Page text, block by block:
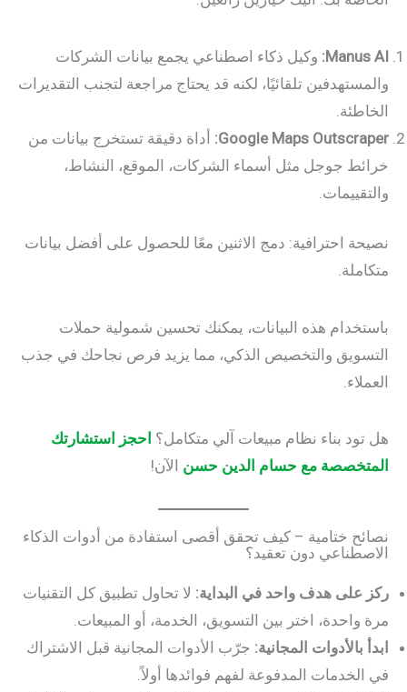
Manus AI: وكيل ذكاء اصطناعي يجمع بيانات الشركات
والمستهدفين تلقائيًا، لكنه قد يحتاج مراجعة لتجنب التقديرات
الخاطئة.
Google Maps Outscraper: أداة دقيقة تستخرج بيانات من
خرائط جوجل مثل أسماء الشركات، الموقع، النشاط،
والتقييمات.
نصيحة احترافية: دمج الاثنين معًا للحصول على أفضل بيانات
متكاملة.
باستخدام هذه البيانات، يمكنك تحسين شمولية حملات
التسويق والتخصيص الذكي، مما يزيد فرص نجاحك في جذب
العملاء.
هل تود بناء نظام مبيعات آلي متكامل؟ احجز استشارتك
المتخصصة مع حسام الدين حسن الآن!
نصائح ختامية – كيف تحقق أقصى استفادة من أدوات الذكاء
الاصطناعي دون تعقيد؟
ركز على هدف واحد في البداية: لا تحاول تطبيق كل التقنيات
مرة واحدة، اختر بين التسويق، الخدمة، أو المبيعات.
ابدأ بالأدوات المجانية: جرّب الأدوات المجانية قبل الاشتراك
في الخدمات المدفوعة لفهم فوائدها أولاً.